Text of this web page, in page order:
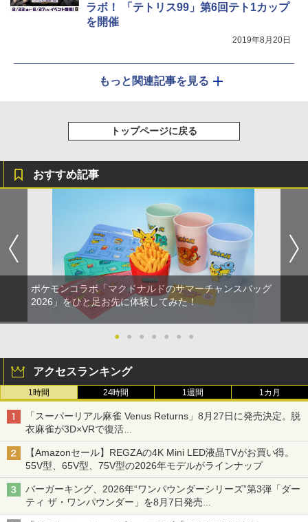
ラボ！ 「テトリス99」第6回テト1カップ
を開催
2019年8月20日
もっと関連記事を見る
トップページに戻る
おすすめ記事
ポケモンコラボ「マクドナルドのサマーチャンスバッグ
2026」をひと足お先に体験してみた！
● ● ● ● ● ● ●
アクセスランキング
1時間 24時間 1週間 1カ月
「スーパーリアル麻雀 Venus Returns」8月27日に発売決定。脱
衣麻雀が3D×VRで復活
発売から2週間は20%オフになるセールが実施
【Amazonセール】REGZAの4K Mini LED液晶TVがお買い得。
55V型、65V型、75V型の2026年モデルがラインナップ
バーガーキング、2026年“ワンパウンダーシリーズ”第3弾「ダー
ティ ザ・ワンパウンダー」を8月7日発売
「特製ガーリックマヨソース」を使用した超大型チーズバーガー